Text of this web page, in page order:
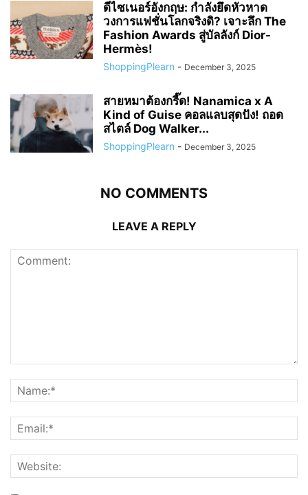
ดีไซเนอร์อังกฤษ: กำลังยึดหัวหาด
วงการแฟชั่นโลกจริงดิ? เจาะลึก The
Fashion Awards สู่บัลลังก์ Dior-
Hermès!
ShoppingPlearn - December 3, 2025
สายหมาต้องกรี๊ด! Nanamica x A
Kind of Guise คอลแลบสุดปัง! ถอด
สไตล์ Dog Walker...
ShoppingPlearn - December 3, 2025
NO COMMENTS
LEAVE A REPLY